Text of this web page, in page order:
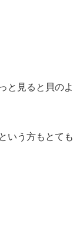
と見ると貝のよ
いう方もとても